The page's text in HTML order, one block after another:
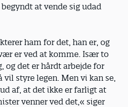
at vende sig udad
ham for det, han er, og
er ved at komme. Især to
og det er hårdt arbejde for
vil styre legen. Men vi kan se,
af, at det ikke er farligt at
venner ved det,« siger